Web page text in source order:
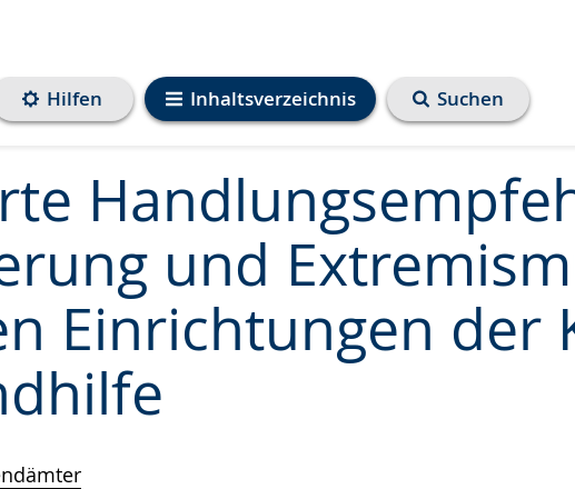
Inhaltsverzeichnis
Hilfen Suchen
und
Einrichtungen der